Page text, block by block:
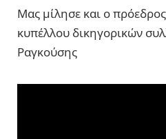
Μας μίλησε και ο
κυπέλλου δικηγορικών
Ραγκούσης